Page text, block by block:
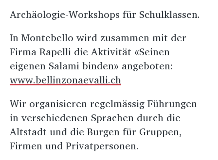
Archäologie-Workshops für Schulklassen.
In Montebello wird zusammen mit der
Firma Rapelli die Aktivität «Seinen
eigenen Salami binden» angeboten:
www.bellinzonaevalli.ch
Wir organisieren regelmässig Führungen
in verschiedenen Sprachen durch die
Altstadt und die Burgen für Gruppen,
Firmen und Privatpersonen.